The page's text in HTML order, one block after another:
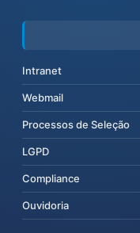
Intranet
Webmail
Processos de Seleção
LGPD
Compliance
Ouvidoria